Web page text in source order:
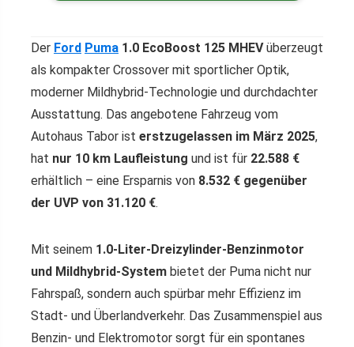
Der Ford Puma 1.0 EcoBoost 125 MHEVüberzeugt
als kompakter Crossover mit sportlicher Optik,
moderner Mildhybrid-Technologie und durchdachter
Ausstattung. Das angebotene Fahrzeug vom
Autohaus Tabor ist erstzugelassen im März 2025,
hat nur 10 km Laufleistung und ist für 22.588 €
erhältlich – eine Ersparnis von 8.532 € gegenüber
der UVP von 31.120 €.
Mit seinem 1.0-Liter-Dreizylinder-Benzinmotor
und Mildhybrid-System bietet der Puma nicht nur
Fahrspaß, sondern auch spürbar mehr Effizienz im
Stadt- und Überlandverkehr. Das Zusammenspiel aus
Benzin- und Elektromotor sorgt für ein spontanes